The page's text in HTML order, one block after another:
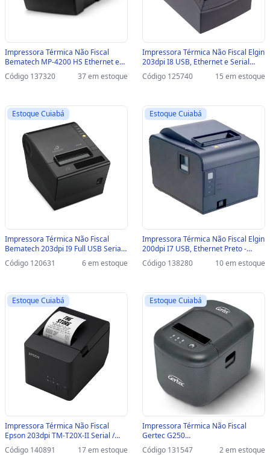
Impressora Térmica Não Fiscal
Bematech MP-4200 HS Ethernet e
USB/Serial - 46B4200HS000 /
46B4200HS001- Guilhotina -
Código 137320 37 em estoque
Impressora Térmica Não Fiscal Elgin
203dpi I8 USB, Ethernet e Serial
Preto - 46I8USECKD00 /
46I8USECKD09 - com Guilhotina -
Código 125740 15 em estoque
Estoque Cuiabá
Impressora Térmica Não Fiscal
Bematech 203dpi I9 Full USB Serial
e Ethernet com Guilhotina -
46I9USECKD02 / 46I9USECKD10 -
Código 120631 6 em estoque
Estoque Cuiabá
Impressora Térmica Não Fiscal Elgin
200dpi I7 USB, Ethernet Preto -
46BI7PUGCBU0 / 46BI7PUECK /
46I7PUECKD00 - com Guilhotina -
Código 138280 10 em estoque
Estoque Cuiabá
Impressora Térmica Não Fiscal
Epson 203dpi TM-T20X-II Serial /
USB - Com Guilhotina - C31CL45011
Código 140891 17 em estoque
Estoque Cuiabá
Impressora Térmica Não Fiscal
Gertec G250
USB/SERIAL/ETHERNET Preto - Com
Código 131547 2 em estoque